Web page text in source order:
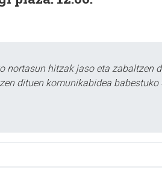
nortasun hitzak jaso eta zabaltzen
dituen komunikabidea babestuko